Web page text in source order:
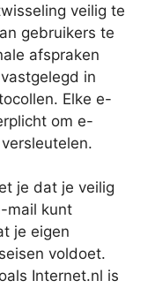
veilig te
gebruikers te
afspraken
in
Elke e-
om e-
je dat je veilig
mail kunt
je eigen
voldoet.
Internet.nl is